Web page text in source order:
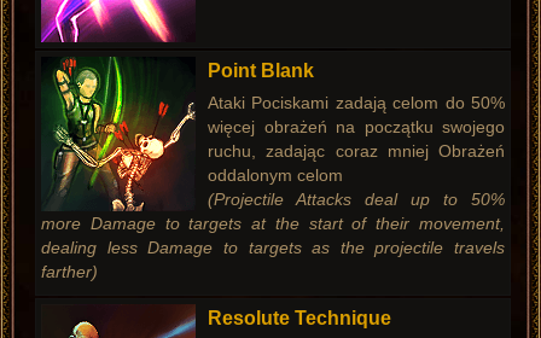
Point Blank
Ataki Pociskami zadają celom do 50%
więcej obrażeń na początku swojego
ruchu, zadając coraz mniej Obrażeń
oddalonym celom
(Projectile Attacks deal up to 50%
more Damage to targets at the start of their movement,
dealing less Damage to targets as the projectile travels
farther)
Resolute Technique